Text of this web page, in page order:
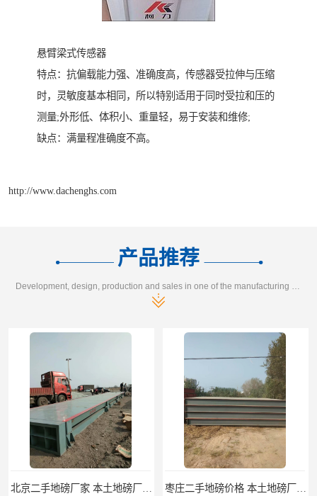
悬臂梁式传感器
特点：抗偏载能力强、准确度高，传感器受拉伸与压缩
时，灵敏度基本相同，所以特别适用于同时受拉和压的
测量;外形低、体积小、重量轻，易于安装和维修;
缺点：满量程准确度不高。
http://www.dachenghs.com
产品推荐
Development, design, production and sales in one of the manufacturing enterprises
北京二手地磅厂家 本土地磅厂100秒报价 枣庄二手地磅价格 本土地磅厂100秒报价